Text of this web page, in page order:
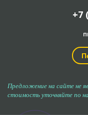
+7
Предложение на сайте не
стоимость уточняйте по